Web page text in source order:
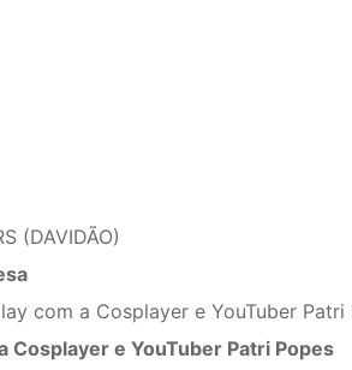
(DAVIDÃO)
com a Cosplayer e YouTuber Patri
Cosplayer e YouTuber Patri Popes